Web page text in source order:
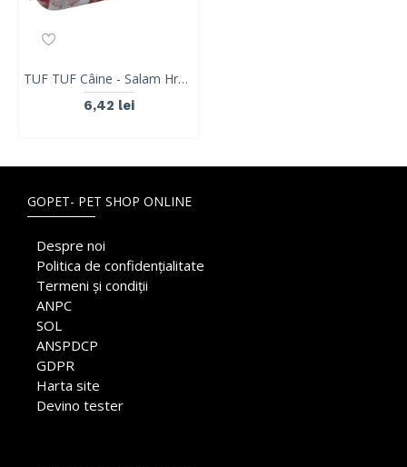
TUF TUF Câine - Salam Hrană Umedă cu Vită 900g
6,42 lei
GOPET- PET SHOP ONLINE
Despre noi
Politica de confidențialitate
Termeni și condiții
ANPC
SOL
ANSPDCP
GDPR
Harta site
Devino tester